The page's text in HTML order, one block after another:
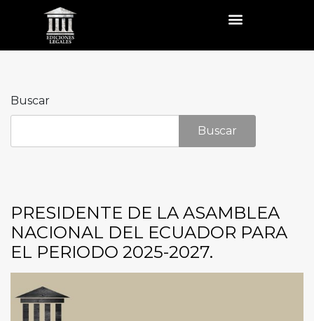
Buscar
Buscar
PRESIDENTE DE LA ASAMBLEA
NACIONAL DEL ECUADOR PARA
EL PERIODO 2025-2027.